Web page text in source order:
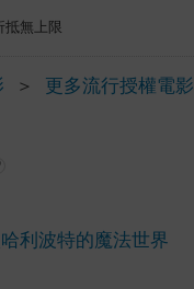
抵無上限
＞ 更多流行授權電影
利波特的魔法世界